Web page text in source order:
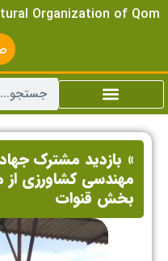
Organization of Qom
» بازدید مشترک
مهندسی کشاورزی از
بخش قنوات